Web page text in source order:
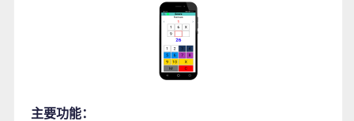
主要功能：